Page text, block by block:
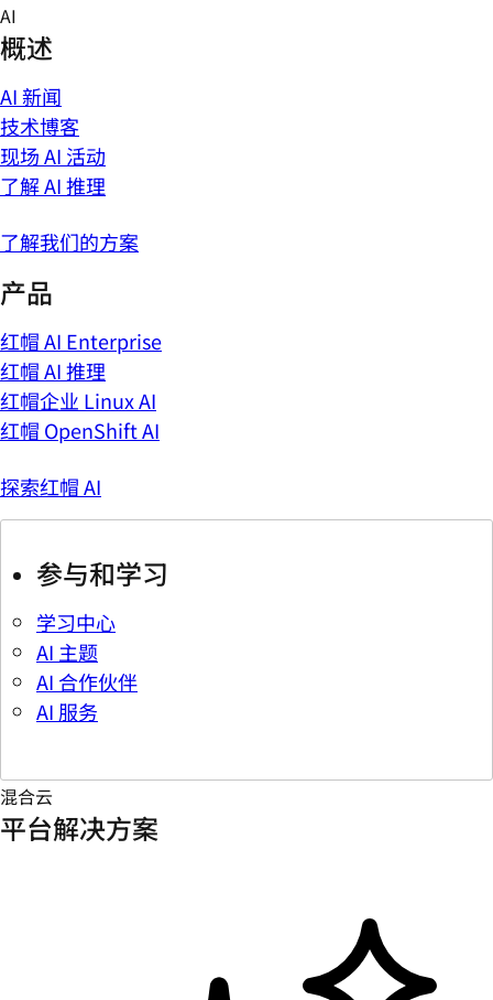
Skip
to
content
AI
概述
AI 新闻
技术博客
现场 AI 活动
了解 AI 推理
了解我们的方案
产品
红帽 AI Enterprise
红帽 AI 推理
红帽企业 Linux AI
红帽 OpenShift AI
探索红帽 AI
参与和学习
学习中心
AI 主题
AI 合作伙伴
AI 服务
混合云
平台解决方案